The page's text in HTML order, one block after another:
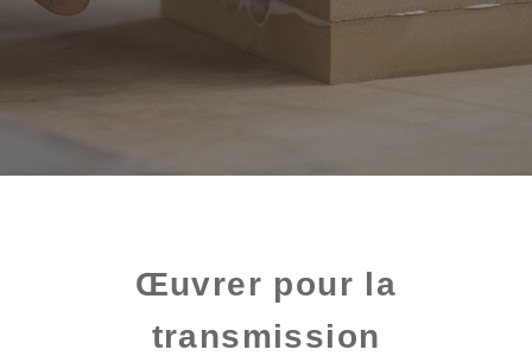
Œuvrer pour la
transmission